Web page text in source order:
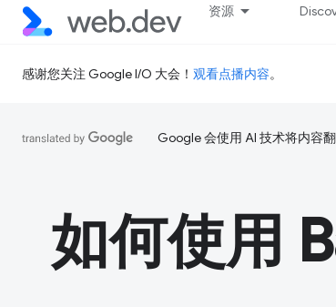
资源
感谢您关注 Google I/O 大会！ 观看点播内容。
Google 会使用 AI 技术将内容
如何使用